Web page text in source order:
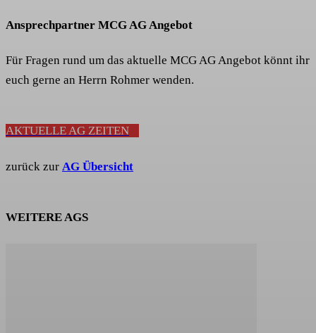
Ansprechpartner MCG AG Angebot
Für Fragen rund um das aktuelle MCG AG Angebot könnt ihr
euch gerne an Herrn Rohmer wenden.
AKTUELLE AG ZEITEN
zurück zur AG Übersicht
WEITERE AGS